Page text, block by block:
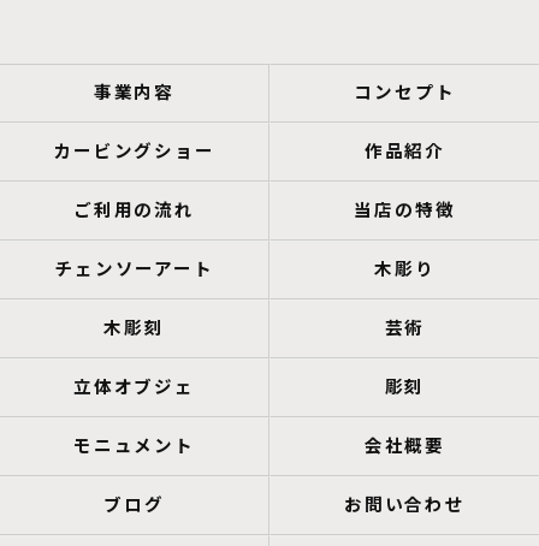
事業内容 コンセプト
カービングショー 作品紹介
ご利用の流れ 当店の特徴
チェンソーアート 木彫り
木彫刻 芸術
立体オブジェ 彫刻
モニュメント 会社概要
ブログ お問い合わせ